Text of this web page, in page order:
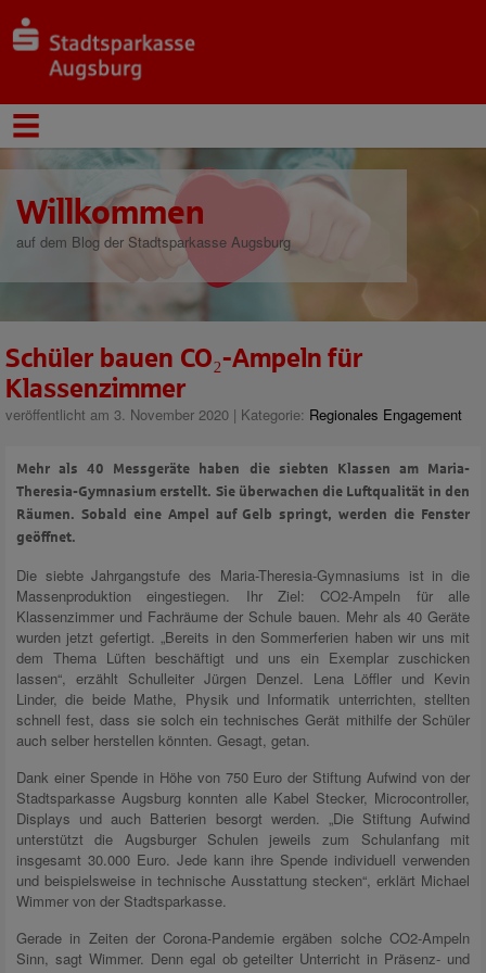
Willkommen
auf dem Blog der Stadtsparkasse Augsburg
Schüler bauen CO₂-Ampeln für
Klassenzimmer
veröffentlicht am 3. November 2020 | Kategorie: Regionales Engagement
Mehr als 40 Messgeräte haben die siebten Klassen am Maria-
Theresia-Gymnasium erstellt. Sie überwachen die Luftqualität in den
Räumen. Sobald eine Ampel auf Gelb springt, werden die Fenster
geöffnet.
Die siebte Jahrgangstufe des Maria-Theresia-Gymnasiums ist in die
Massenproduktion eingestiegen. Ihr Ziel: CO2-Ampeln für alle
Klassenzimmer und Fachräume der Schule bauen. Mehr als 40 Geräte
wurden jetzt gefertigt. „Bereits in den Sommerferien haben wir uns mit
dem Thema Lüften beschäftigt und uns ein Exemplar zuschicken
lassen“, erzählt Schulleiter Jürgen Denzel. Lena Löffler und Kevin
Linder, die beide Mathe, Physik und Informatik unterrichten, stellten
schnell fest, dass sie solch ein technisches Gerät mithilfe der Schüler
auch selber herstellen könnten. Gesagt, getan.
Dank einer Spende in Höhe von 750 Euro der Stiftung Aufwind von der
Stadtsparkasse Augsburg konnten alle Kabel Stecker, Microcontroller,
Displays und auch Batterien besorgt werden. „Die Stiftung Aufwind
unterstützt die Augsburger Schulen jeweils zum Schulanfang mit
insgesamt 30.000 Euro. Jede kann ihre Spende individuell verwenden
und beispielsweise in technische Ausstattung stecken“, erklärt Michael
Wimmer von der Stadtsparkasse.
Gerade in Zeiten der Corona-Pandemie ergäben solche CO2-Ampeln
Sinn, sagt Wimmer. Denn egal ob geteilter Unterricht in Präsenz- und